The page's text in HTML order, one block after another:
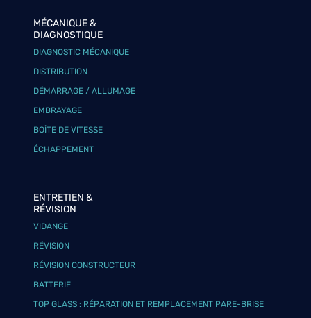
MÉCANIQUE &
DIAGNOSTIQUE
DIAGNOSTIC MÉCANIQUE
DISTRIBUTION
DÉMARRAGE / ALLUMAGE
EMBRAYAGE
BOÎTE DE VITESSE
ÉCHAPPEMENT
ENTRETIEN &
RÉVISION
VIDANGE
RÉVISION
RÉVISION CONSTRUCTEUR
BATTERIE
TOP GLASS : RÉPARATION ET REMPLACEMENT PARE-BRISE